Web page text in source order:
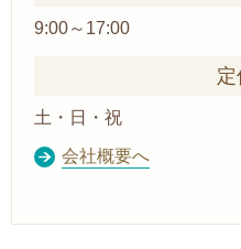
9:00～17:00
定
土・日・祝
会社概要へ